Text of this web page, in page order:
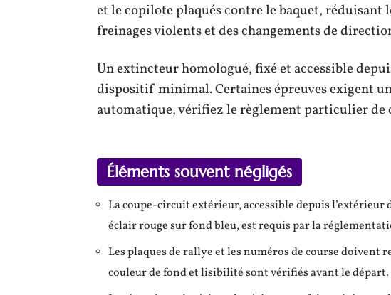
et le copilote plaqués contre le baquet, réduisant
freinages violents et des changements de
Un extincteur homologué, fixé et accessible
dispositif minimal. Certaines épreuves exigent
automatique, vérifiez le règlement particulier de
Éléments souvent négligés
La coupe-circuit extérieur, accessible depuis
éclair rouge sur fond bleu, est requis par la
Les plaques de rallye et les numéros de course doivent
couleur de fond et lisibilité sont vérifiés avant le départ.